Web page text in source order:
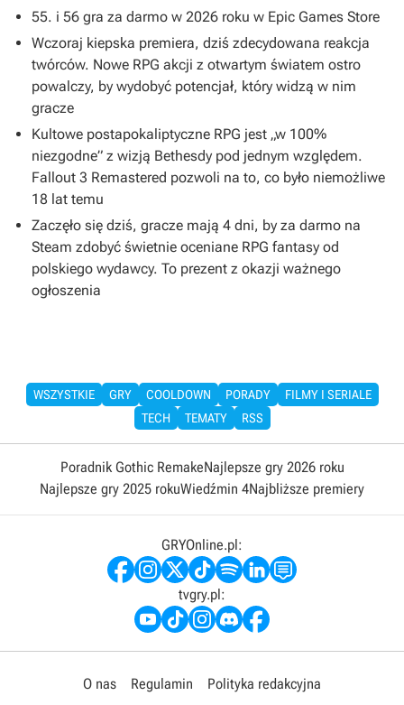
55. i 56 gra za darmo w 2026 roku w Epic Games Store
Wczoraj kiepska premiera, dziś zdecydowana reakcja
twórców. Nowe RPG akcji z otwartym światem ostro
powalczy, by wydobyć potencjał, który widzą w nim
gracze
Kultowe postapokaliptyczne RPG jest „w 100%
niezgodne” z wizją Bethesdy pod jednym względem.
Fallout 3 Remastered pozwoli na to, co było niemożliwe
18 lat temu
Zaczęło się dziś, gracze mają 4 dni, by za darmo na
Steam zdobyć świetnie oceniane RPG fantasy od
polskiego wydawcy. To prezent z okazji ważnego
ogłoszenia
WSZYSTKIE GRY COOLDOWN PORADY
FILMY I SERIALE
TECH
TEMATY RSS
Poradnik Gothic RemakeNajlepsze gry 2026 roku
Najlepsze gry 2025 rokuWiedźmin 4Najbliższe premiery
GRYOnline.pl:
tvgry.pl:
O nas Regulamin
Polityka redakcyjna